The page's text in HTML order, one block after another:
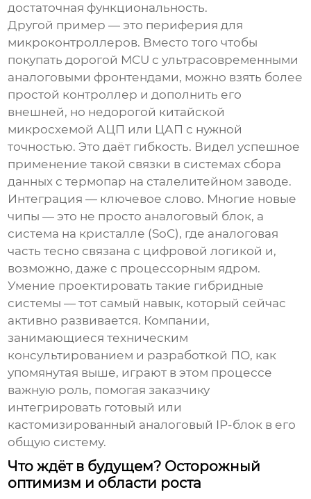
достаточная функциональность.
Другой пример — это периферия для
микроконтроллеров. Вместо того чтобы
покупать дорогой MCU с ультрасовременными
аналоговыми фронтендами, можно взять более
простой контроллер и дополнить его
внешней, но недорогой китайской
микросхемой АЦП или ЦАП с нужной
точностью. Это даёт гибкость. Видел успешное
применение такой связки в системах сбора
данных с термопар на сталелитейном заводе.
Интеграция — ключевое слово. Многие новые
чипы — это не просто аналоговый блок, а
система на кристалле (SoC), где аналоговая
часть тесно связана с цифровой логикой и,
возможно, даже с процессорным ядром.
Умение проектировать такие гибридные
системы — тот самый навык, который сейчас
активно развивается. Компании,
занимающиеся техническим
консультированием и разработкой ПО, как
упомянутая выше, играют в этом процессе
важную роль, помогая заказчику
интегрировать готовый или
кастомизированный аналоговый IP-блок в его
общую систему.
Что ждёт в будущем? Осторожный
оптимизм и области роста